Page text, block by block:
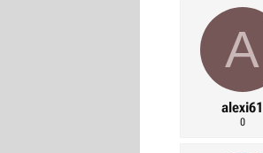
a
A
alexi61
0